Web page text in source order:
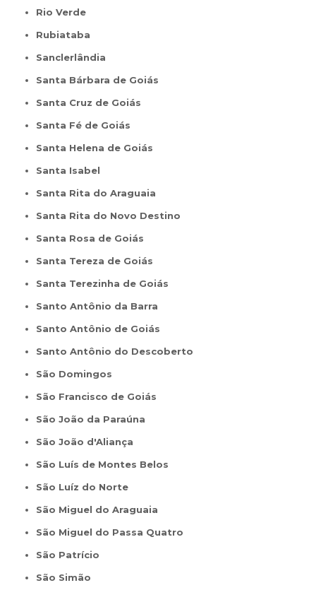
Rio Verde
Rubiataba
Sanclerlândia
Santa Bárbara de Goiás
Santa Cruz de Goiás
Santa Fé de Goiás
Santa Helena de Goiás
Santa Isabel
Santa Rita do Araguaia
Santa Rita do Novo Destino
Santa Rosa de Goiás
Santa Tereza de Goiás
Santa Terezinha de Goiás
Santo Antônio da Barra
Santo Antônio de Goiás
Santo Antônio do Descoberto
São Domingos
São Francisco de Goiás
São João da Paraúna
São João d'Aliança
São Luís de Montes Belos
São Luíz do Norte
São Miguel do Araguaia
São Miguel do Passa Quatro
São Patrício
São Simão